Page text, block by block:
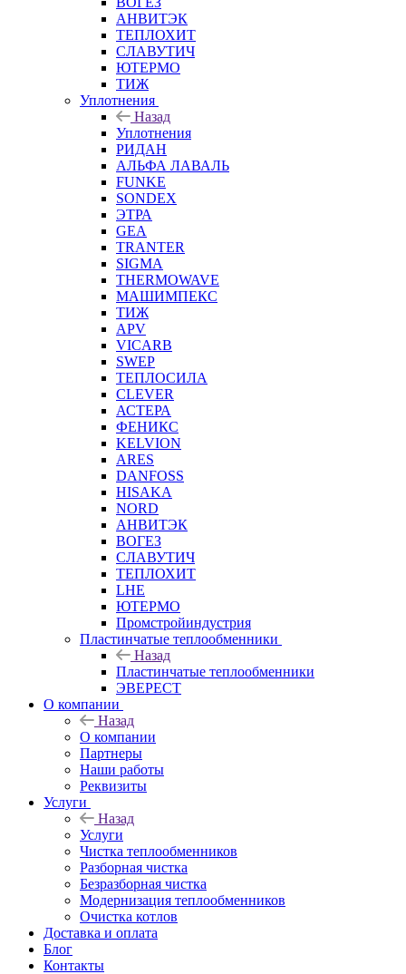
АНВИТЭК
ТЕПЛОХИТ
СЛАВУТИЧ
ЮТЕРМО
ТИЖ
Уплотнения
Назад
Уплотнения
РИДАН
АЛЬФА ЛАВАЛЬ
FUNKE
SONDEX
ЭТРА
GEA
TRANTER
SIGMA
THERMOWAVE
МАШИМПЕКС
ТИЖ
APV
VICARB
SWEP
ТЕПЛОСИЛА
CLEVER
АСТЕРА
ФЕНИКС
KELVION
ARES
DANFOSS
HISAKA
NORD
АНВИТЭК
ВОГЕЗ
СЛАВУТИЧ
ТЕПЛОХИТ
LHE
ЮТЕРМО
Промстройиндустрия
Пластинчатые теплообменники
Назад
Пластинчатые теплообменники
ЭВЕРЕСТ
О компании
Назад
О компании
Партнеры
Наши работы
Реквизиты
Услуги
Назад
Услуги
Чистка теплообменников
Разборная чистка
Безразборная чистка
Модернизация теплообменников
Очистка котлов
Доставка и оплата
Блог
Контакты